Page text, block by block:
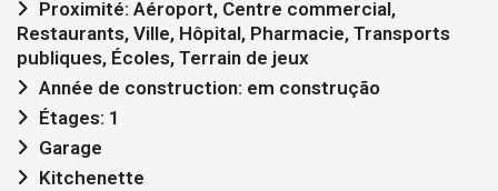
Restaurants, Ville, Hôpital, Pharmacie, Transports
publiques, Écoles, Terrain de jeux
Année de construction: em construção
Étages: 1
Garage
Kitchenette